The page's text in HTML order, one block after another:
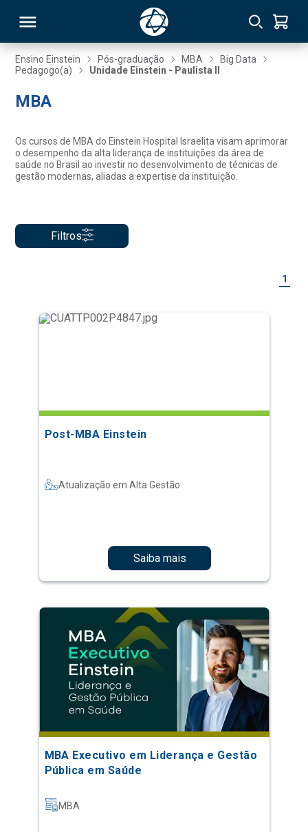
Ensino Einstein Pós-graduação MBA
Big Data
Pedagogo(a)
Unidade Einstein - Paulista II
MBA
Os cursos de MBA do Einstein Hospital Israelita visam aprimorar
o desempenho da alta liderança de instituições da área de
saúde no Brasil ao investir no desenvolvimento de técnicas de
gestão modernas, aliadas a expertise da instituição.
Filtros
1
Post-MBA Einstein
Atualização em Alta Gestão
Saiba mais
MBA Executivo em Liderança e Gestão
Pública em Saúde
MBA